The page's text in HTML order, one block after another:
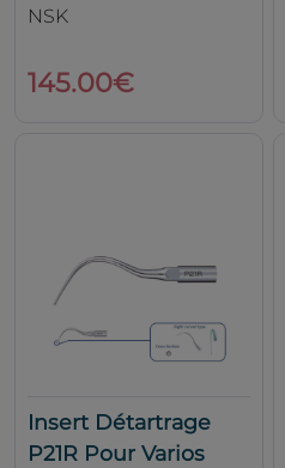
NSK
145.00€
Insert Détartrage
P21R Pour Varios